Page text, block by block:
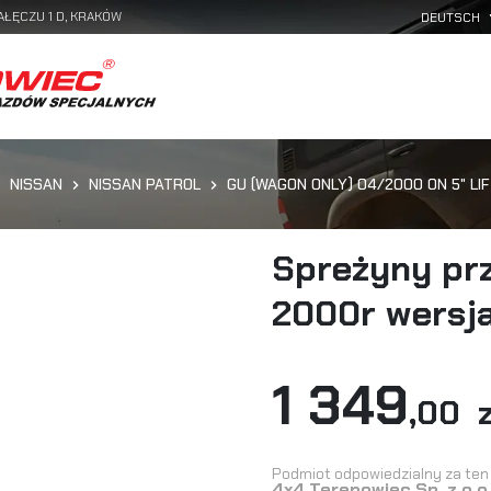
1 D, KRAKÓW
NISSAN NISSAN PATROL GU (WAGON ONLY) 04/2000 ON 5"
Spreżyny
2000r
1 349,00
Podmiot odpowiedzialny za